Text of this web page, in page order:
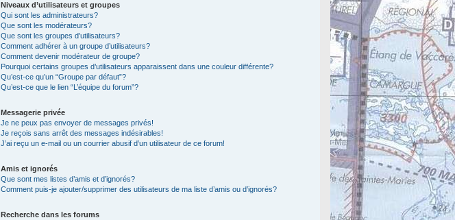
Niveaux d’utilisateurs et groupes
Qui sont les administrateurs?
Que sont les modérateurs?
Que sont les groupes d’utilisateurs?
Comment adhérer à un groupe d’utilisateurs?
Comment devenir modérateur de groupe?
Pourquoi certains groupes d’utilisateurs apparaissent dans une couleur différente?
Qu’est-ce qu’un “Groupe par défaut”?
Qu’est-ce que le lien “L’équipe du forum”?
Messagerie privée
Je ne peux pas envoyer de messages privés!
Je reçois sans arrêt des messages indésirables!
J’ai reçu un e-mail ou un courrier abusif d’un utilisateur de ce forum!
Amis et ignorés
Que sont mes listes d’amis et d’ignorés?
Comment puis-je ajouter/supprimer des utilisateurs de ma liste d’amis ou d’ignorés?
Recherche dans les forums